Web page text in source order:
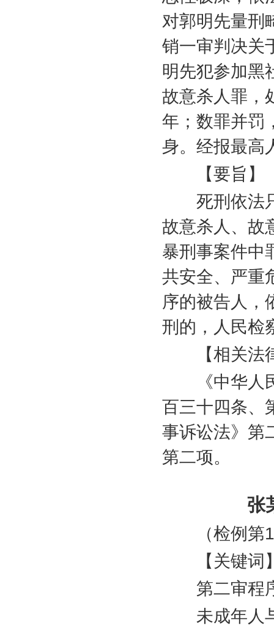
对郭明先量刑
销一审判决关
明先犯参加黑
故意杀人罪，
年；数罪并罚
身。经报最高
【要旨】
死刑依法只
故意杀人、故
暴刑事案件中
共安全、严重
序的被告人，
刑的，人民检
【相关法
《中华人民
百三十四条、
事诉讼法》第
第二项。
张
（检例第
【关键词
第二审程
未成年人与